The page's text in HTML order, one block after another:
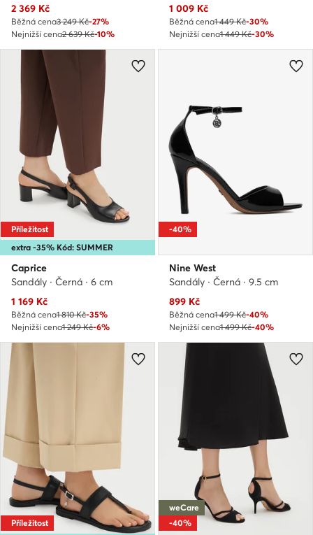
Aktuální cena
2 369 Kč
Běžná cena3 249 Kč-27%
Nejnižší cena2 639 Kč-10%
Aktuální cena
1 009 Kč
Běžná cena1 449 Kč-30%
Nejnižší cena1 449 Kč-30%
extra -35% Kód: SUMMER
Příležitost
Caprice
Sandály · Černá · 6 cm
Aktuální cena
1 169 Kč
Běžná cena1 810 Kč-35%
Nejnižší cena1 249 Kč-6%
-40%
Nine West
Sandály · Černá · 9.5 cm
Aktuální cena
899 Kč
Běžná cena1 499 Kč-40%
Nejnižší cena1 499 Kč-40%
Příležitost
weCare
-40%